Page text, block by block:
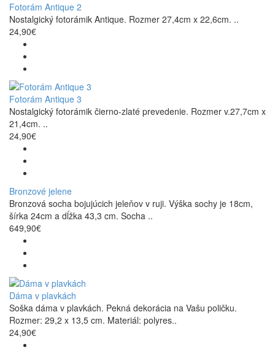
Fotorám Antique 2
Nostalgický fotorámik Antique. Rozmer 27,4cm x 22,6cm. ..
24,90€
Fotorám Antique 3
Nostalgický fotorámik čierno-zlaté prevedenie. Rozmer v.27,7cm x
21,4cm. ..
24,90€
Bronzové jelene
Bronzová socha bojujúcich jeleňov v ruji. Výška sochy je 18cm,
šírka 24cm a dĺžka 43,3 cm. Socha ..
649,90€
Dáma v plavkách
Soška dáma v plavkách. Pekná dekorácia na Vašu poličku.
Rozmer: 29,2 x 13,5 cm. Materiál: polyres..
24,90€